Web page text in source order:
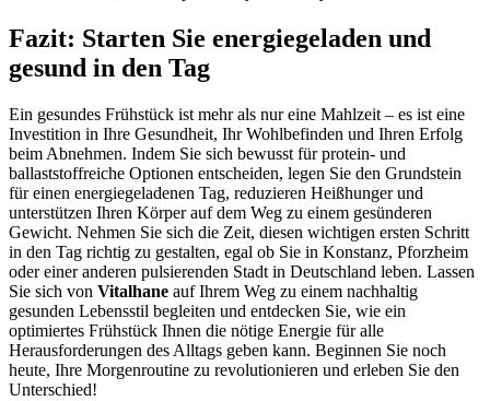
Fazit: Starten Sie energiegeladen und
gesund in den Tag
Ein gesundes Frühstück ist mehr als nur eine Mahlzeit – es ist eine
Investition in Ihre Gesundheit, Ihr Wohlbefinden und Ihren Erfolg
beim Abnehmen. Indem Sie sich bewusst für protein- und
ballaststoffreiche Optionen entscheiden, legen Sie den Grundstein
für einen energiegeladenen Tag, reduzieren Heißhunger und
unterstützen Ihren Körper auf dem Weg zu einem gesünderen
Gewicht. Nehmen Sie sich die Zeit, diesen wichtigen ersten Schritt
in den Tag richtig zu gestalten, egal ob Sie in Konstanz, Pforzheim
oder einer anderen pulsierenden Stadt in Deutschland leben. Lassen
Sie sich von Vitalhane auf Ihrem Weg zu einem nachhaltig
gesunden Lebensstil begleiten und entdecken Sie, wie ein
optimiertes Frühstück Ihnen die nötige Energie für alle
Herausforderungen des Alltags geben kann. Beginnen Sie noch
heute, Ihre Morgenroutine zu revolutionieren und erleben Sie den
Unterschied!